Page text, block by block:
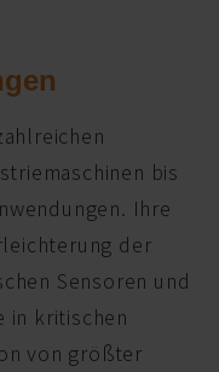
bis
Ihre
der
Sensoren und
in kritischen
von größter